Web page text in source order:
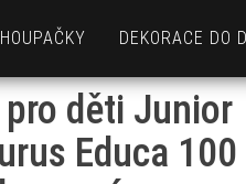
DEKORACE DO
děti Junior
Educa